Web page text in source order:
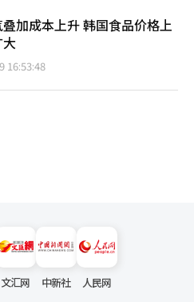
加成本上升 韩国食品价格上
16:53:48
文汇网 中新社 人民网